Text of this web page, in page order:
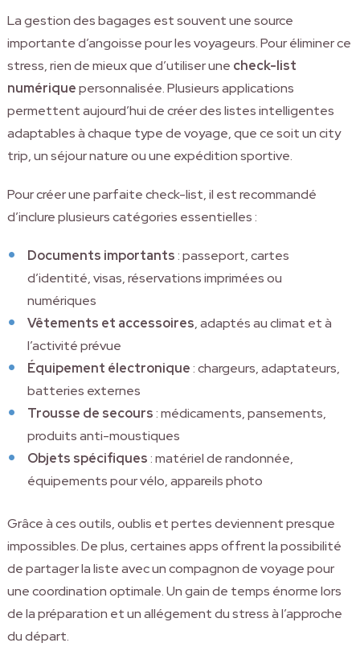
La gestion des bagages est souvent une source
importante d’angoisse pour les voyageurs. Pour éliminer ce
stress, rien de mieux que d’utiliser une check-list
numériquepersonnalisée. Plusieurs applications
permettent aujourd’hui de créer des listes intelligentes
adaptables à chaque type de voyage, que ce soit un city
trip, un séjour nature ou une expédition sportive.
Pour créer une parfaite check-list, il est recommandé
d’inclure plusieurs catégories essentielles :
Documents importants: passeport, cartes
d’identité, visas, réservations imprimées ou
numériques
Vêtements et accessoires, adaptés au climat et à
l’activité prévue
Équipement électronique: chargeurs, adaptateurs,
batteries externes
Trousse de secours: médicaments, pansements,
produits anti-moustiques
Objets spécifiques: matériel de randonnée,
équipements pour vélo, appareils photo
Grâce à ces outils, oublis et pertes deviennent presque
impossibles. De plus, certaines apps offrent la possibilité
de partager la liste avec un compagnon de voyage pour
une coordination optimale. Un gain de temps énorme lors
de la préparation et un allégement du stress à l’approche
du départ.